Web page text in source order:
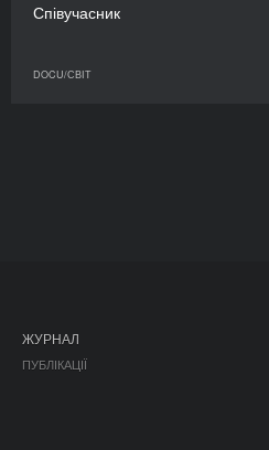
Співучасник
DOCU/СВІТ
ЖУРНАЛ
ПУБЛІКАЦІЇ